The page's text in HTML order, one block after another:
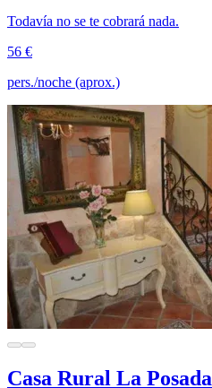
Todavía no se te cobrará nada.
56 €
pers./noche (aprox.)
Casa Rural La